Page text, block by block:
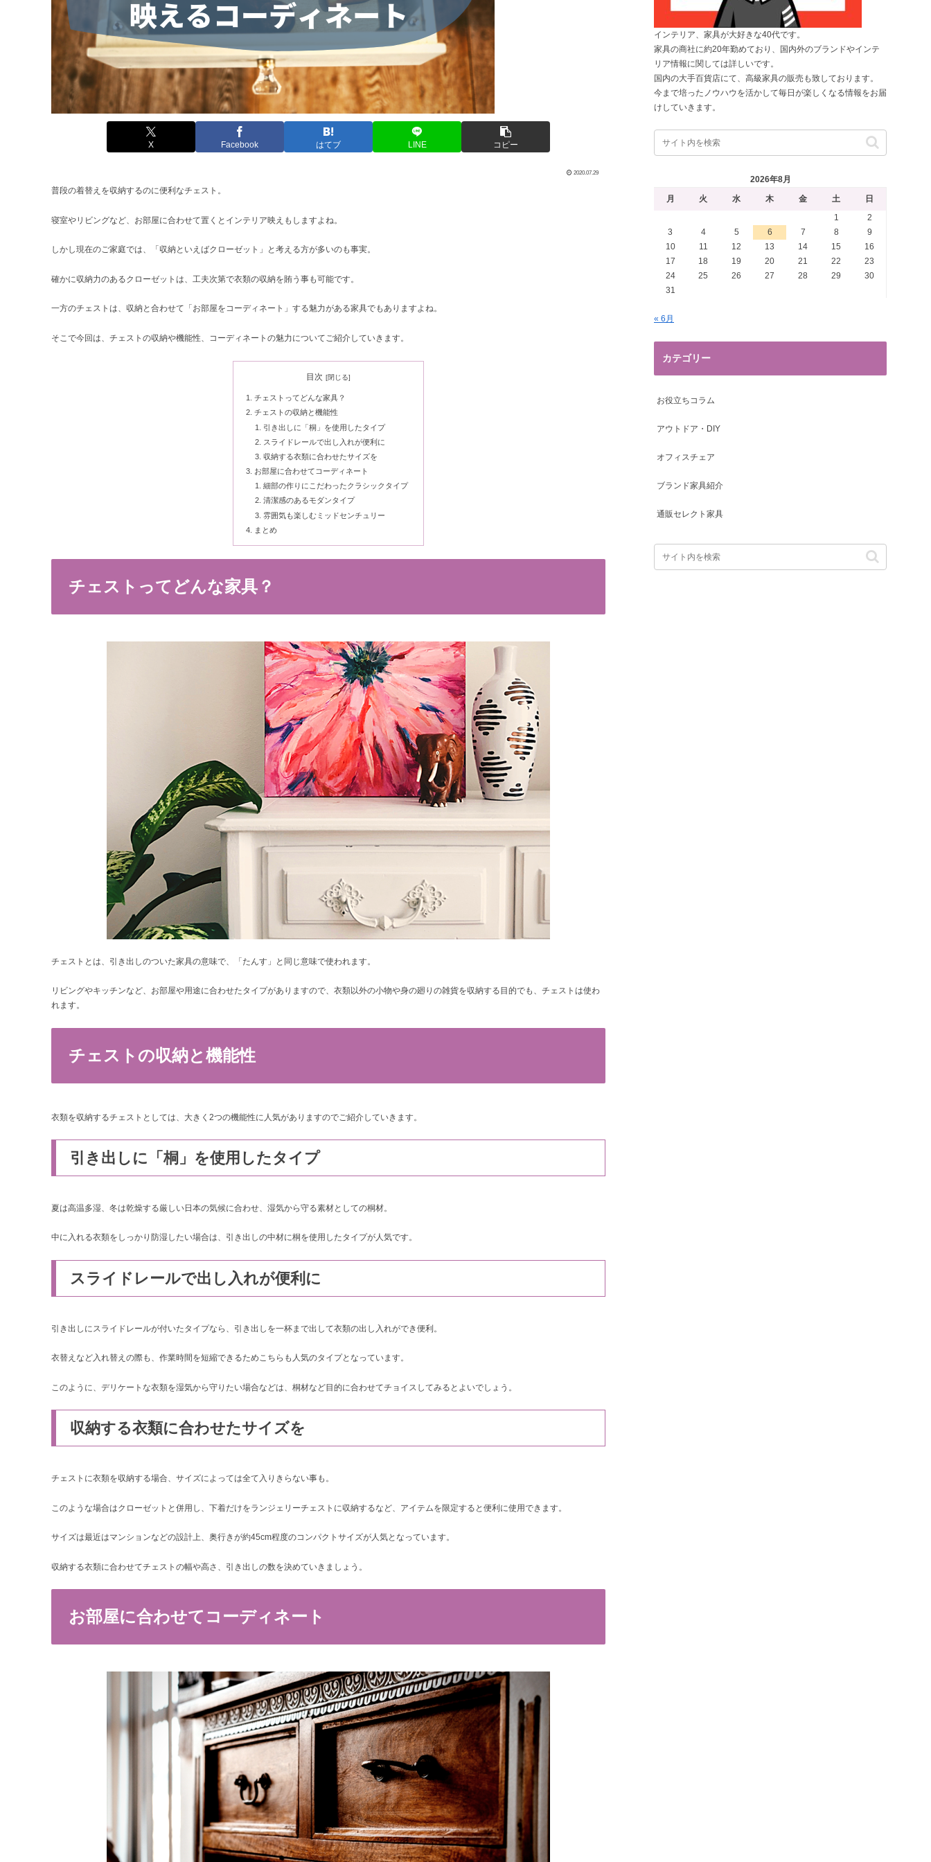
X Facebook はてブ LINE コピー
2020.07.29
普段の着替えを収納するのに便利なチェスト。
寝室やリビングなど、お部屋に合わせて置くとインテリア映えもしますよね。
しかし現在のご家庭では、「収納といえばクローゼット」と考える方が多いのも事実。
確かに収納力のあるクローゼットは、工夫次第で衣類の収納を賄う事も可能です。
一方のチェストは、収納と合わせて「お部屋をコーディネート」する魅力がある家具でもありますよね。
そこで今回は、チェストの収納や機能性、コーディネートの魅力についてご紹介していきます。
目次
チェストってどんな家具？
チェストの収納と機能性
引き出しに「桐」を使用したタイプ
スライドレールで出し入れが便利に
収納する衣類に合わせたサイズを
お部屋に合わせてコーディネート
細部の作りにこだわったクラシックタイプ
清潔感のあるモダンタイプ
雰囲気も楽しむミッドセンチュリー
まとめ
チェストってどんな家具？
チェストとは、引き出しのついた家具の意味で、「たんす」と同じ意味で使われます。
リビングやキッチンなど、お部屋や用途に合わせたタイプがありますので、衣類以外の小物や身の廻りの雑貨を収納する目的でも、チェストは使わ
れます。
チェストの収納と機能性
衣類を収納するチェストとしては、大きく2つの機能性に人気がありますのでご紹介していきます。
引き出しに「桐」を使用したタイプ
夏は高温多湿、冬は乾燥する厳しい日本の気候に合わせ、湿気から守る素材としての桐材。
中に入れる衣類をしっかり防湿したい場合は、引き出しの中材に桐を使用したタイプが人気です。
スライドレールで出し入れが便利に
引き出しにスライドレールが付いたタイプなら、引き出しを一杯まで出して衣類の出し入れができ便利。
衣替えなど入れ替えの際も、作業時間を短縮できるためこちらも人気のタイプとなっています。
このように、デリケートな衣類を湿気から守りたい場合などは、桐材など目的に合わせてチョイスしてみるとよいでしょう。
収納する衣類に合わせたサイズを
チェストに衣類を収納する場合、サイズによっては全て入りきらない事も。
このような場合はクローゼットと併用し、下着だけをランジェリーチェストに収納するなど、アイテムを限定すると便利に使用できます。
サイズは最近はマンションなどの設計上、奥行きが約45cm程度のコンパクトサイズが人気となっています。
収納する衣類に合わせてチェストの幅や高さ、引き出しの数を決めていきましょう。
お部屋に合わせてコーディネート
インテリア、家具が大好きな40代です。
家具の商社に約20年勤めており、国内外のブランドやインテ
リア情報に関しては詳しいです。
国内の大手百貨店にて、高級家具の販売も致しております。
今まで培ったノウハウを活かして毎日が楽しくなる情報をお届
けしていきます。
2026年8月
月
火 水 木 金 土
日
1
2
3
4 5 6 7 8
9
10
11 12 13 14 15
16
17
18 19 20 21 22
23
24
25 26 27 28 29
30
31
« 6月
カテゴリー
お役立ちコラム
アウトドア・DIY
オフィスチェア
ブランド家具紹介
通販セレクト家具